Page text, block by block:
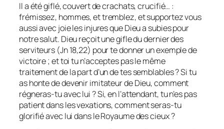
Il a été giflé, couvert de crachats, crucifié… :
frémissez, hommes, et tremblez, et supportez vous
aussi avec joie les injures que Dieu a subies pour
notre salut. Dieu reçoit une gifle du dernier des
serviteurs (Jn 18,22) pour te donner un exemple de
victoire ; et toi tu n’acceptes pas le même
traitement de la part d’un de tes semblables ? Si tu
as honte de devenir imitateur de Dieu, comment
régneras-tu avec lui ? Si, en l’attendant, tu n’es pas
patient dans les vexations, comment seras-tu
glorifié avec lui dans le Royaume des cieux ?